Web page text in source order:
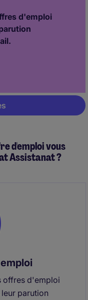
d'emploi
d'emploi vous
Assistanat ?
offres d'emploi
parution